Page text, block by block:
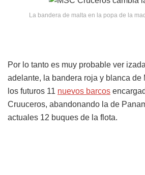
La bandera de malta en la popa de la
Por lo tanto es muy probable ver
adelante, la bandera roja y blanca de
los futuros 11 nuevos barcos
Cruuceros, abandonando la de
actuales 12 buques de la flota.